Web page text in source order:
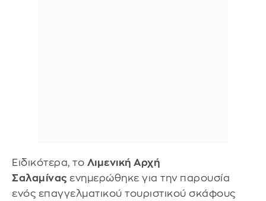
Ειδικότερα, το Λιμενική Αρχή
Σαλαμίνας ενημερώθηκε για την παρουσία
ενός επαγγελματικού τουριστικού σκάφους